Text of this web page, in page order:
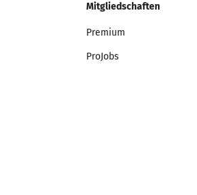
Mitgliedschaften
Premium
ProJobs